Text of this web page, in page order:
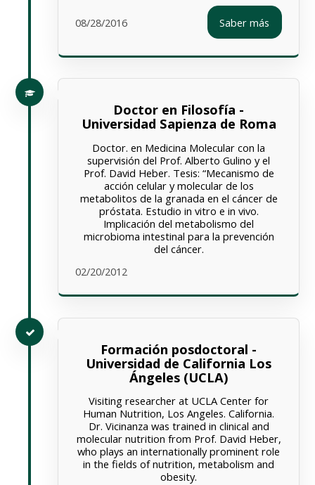
08/28/2016 Saber más
Doctor en Filosofía -
Universidad Sapienza de Roma
Doctor. en Medicina Molecular con la
supervisión del Prof. Alberto Gulino y el
Prof. David Heber. Tesis: “Mecanismo de
acción celular y molecular de los
metabolitos de la granada en el cáncer de
próstata. Estudio in vitro e in vivo.
Implicación del metabolismo del
microbioma intestinal para la prevención
del cáncer.
02/20/2012
Formación posdoctoral -
Universidad de California Los
Ángeles (UCLA)
Visiting researcher at UCLA Center for
Human Nutrition, Los Angeles. California.
Dr. Vicinanza was trained in clinical and
molecular nutrition from Prof. David Heber,
who plays an internationally prominent role
in the fields of nutrition, metabolism and
obesity.